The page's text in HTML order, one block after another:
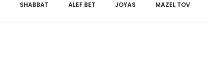
SHABBAT ALEF BET JOYAS MAZEL TOV